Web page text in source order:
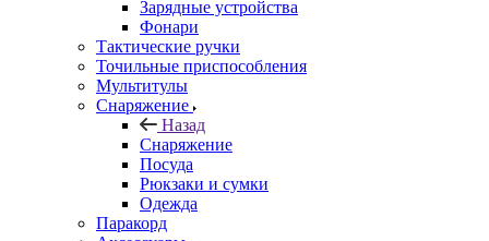
Зарядные устройства
Фонари
Тактические ручки
Точильные приспособления
Мультитулы
Снаряжение
Назад
Снаряжение
Посуда
Рюкзаки и сумки
Одежда
Паракорд